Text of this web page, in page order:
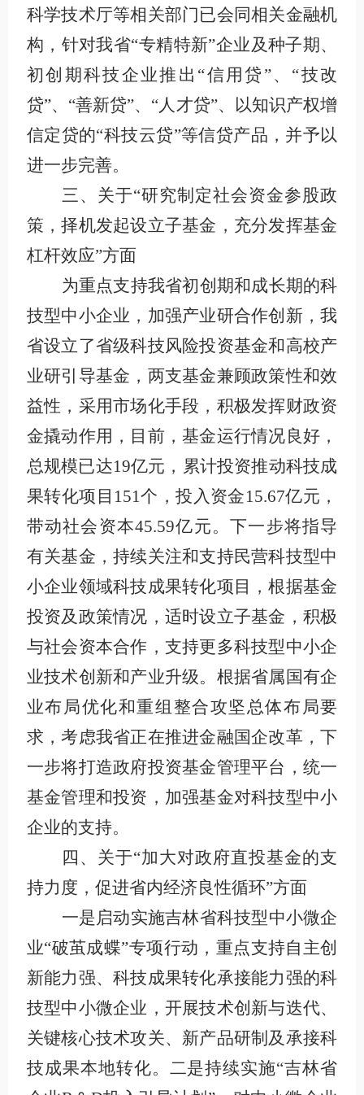
科学技术厅等相关部门已会同相关金融机
构，针对我省“专精特新”企业及种子期、
初创期科技企业推出“信用贷”、“技改
贷”、“善新贷”、“人才贷”、以知识产权增
信定贷的“科技云贷”等信贷产品，并予以
进一步完善。
三、关于“研究制定社会资金参股政
策，择机发起设立子基金，充分发挥基金
杠杆效应”方面
为重点支持我省初创期和成长期的科
技型中小企业，加强产业研合作创新，我
省设立了省级科技风险投资基金和高校产
业研引导基金，两支基金兼顾政策性和效
益性，采用市场化手段，积极发挥财政资
金撬动作用，目前，基金运行情况良好，
总规模已达19亿元，累计投资推动科技成
果转化项目151个，投入资金15.67亿元，
带动社会资本45.59亿元。下一步将指导
有关基金，持续关注和支持民营科技型中
小企业领域科技成果转化项目，根据基金
投资及政策情况，适时设立子基金，积极
与社会资本合作，支持更多科技型中小企
业技术创新和产业升级。根据省属国有企
业布局优化和重组整合攻坚总体布局要
求，考虑我省正在推进金融国企改革，下
一步将打造政府投资基金管理平台，统一
基金管理和投资，加强基金对科技型中小
企业的支持。
四、关于“加大对政府直投基金的支
持力度，促进省内经济良性循环”方面
一是启动实施吉林省科技型中小微企
业“破茧成蝶”专项行动，重点支持自主创
新能力强、科技成果转化承接能力强的科
技型中小微企业，开展技术创新与迭代、
关键核心技术攻关、新产品研制及承接科
技成果本地转化。二是持续实施“吉林省